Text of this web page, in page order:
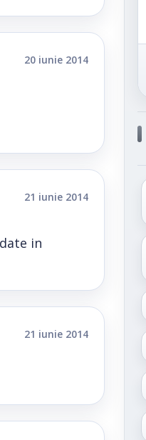
20 iunie 2014
21 iunie 2014
in
21 iunie 2014